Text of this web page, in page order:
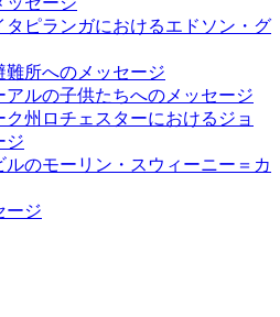
ピランガにおけるエドソン・グ
所へのメッセージ
ルの子供たちへのメッセージ
州ロチェスターにおけるジョ
ジ
のモーリン・スウィーニー＝カ
ージ